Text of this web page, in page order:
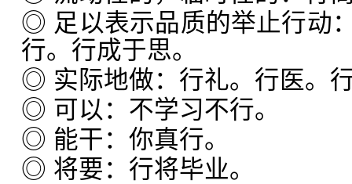
◎ 足以表示品质的举止行动
行。行成于思。
◎ 实际地做：行礼。行医。
◎ 可以：不学习不行。
◎ 能干：你真行。
◎ 将要：行将毕业。